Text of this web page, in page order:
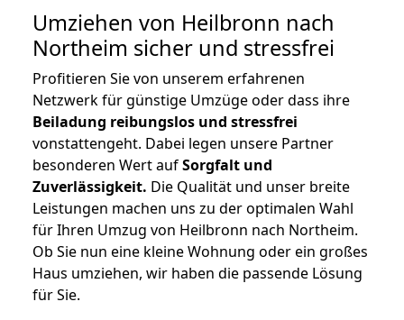
Umziehen von Heilbronn nach
Northeim sicher und stressfrei
Profitieren Sie von unserem erfahrenen
Netzwerk für günstige Umzüge oder dass ihre
Beiladung reibungslos und stressfrei
vonstattengeht. Dabei legen unsere Partner
besonderen Wert aufSorgfalt und
Zuverlässigkeit. Die Qualität und unser breite
Leistungen machen uns zu der optimalen Wahl
für Ihren Umzug von Heilbronn nach Northeim.
Ob Sie nun eine kleine Wohnung oder ein großes
Haus umziehen, wir haben die passende Lösung
für Sie.